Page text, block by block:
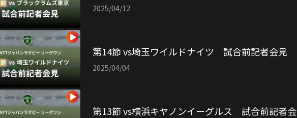
2025/04/12
第14節 vs埼玉ワイルドナイツ 試合前記者会見
2025/04/04
第13節 vs横浜キヤノンイーグルス 試合前記者